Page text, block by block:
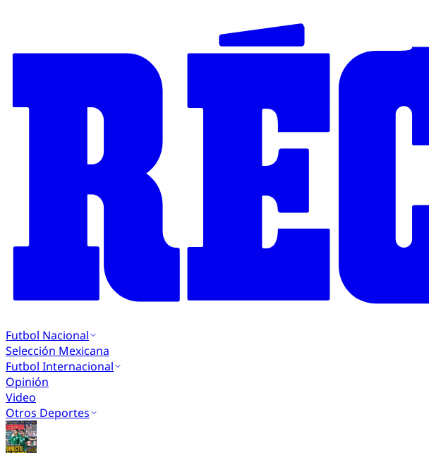
Futbol Nacional
Selección Mexicana
Futbol Internacional
Opinión
Video
Otros Deportes